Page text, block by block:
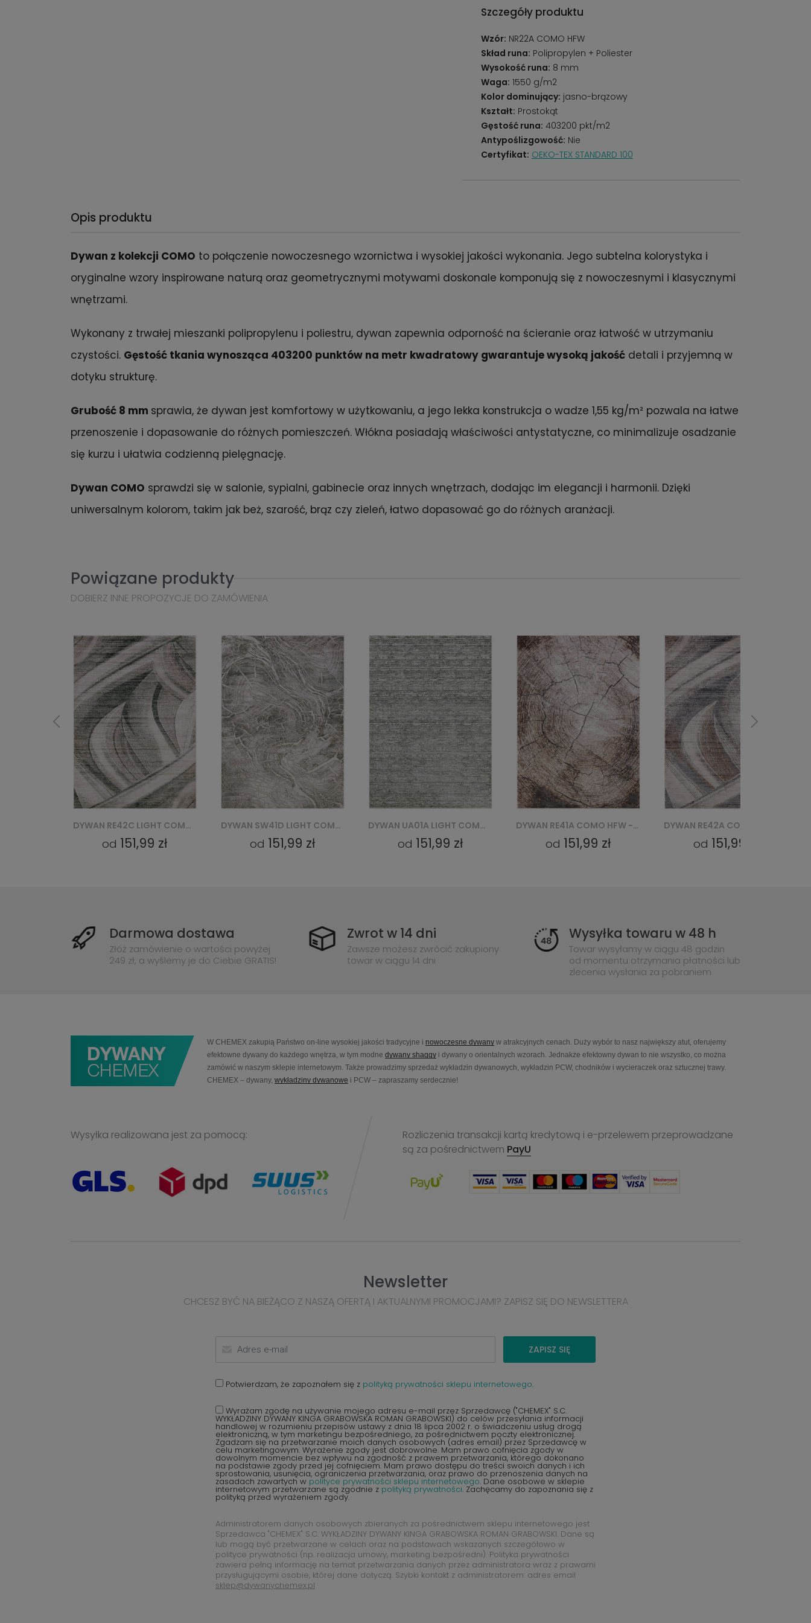
Szczegóły produktu
Wzór: NR22A COMO HFW
Skład runa: Polipropylen + Poliester
Wysokość runa: 8 mm
Waga: 1550 g/m2
Kolor dominujący: jasno-brązowy
Kształt: Prostokąt
Gęstość runa: 403200 pkt/m2
Antypoślizgowość: Nie
Certyfikat: OEKO-TEX STANDARD 100
Opis produktu
Dywan z kolekcji COMO to połączenie nowoczesnego wzornictwa i wysokiej jakości wykonania. Jego subtelna kolorystyka i
oryginalne wzory inspirowane naturą oraz geometrycznymi motywami doskonale komponują się z nowoczesnymi i klasycznymi
wnętrzami.
Wykonany z trwałej mieszanki polipropylenu i poliestru, dywan zapewnia odporność na ścieranie oraz łatwość w utrzymaniu
czystości. Gęstość tkania wynosząca 403200 punktów na metr kwadratowy gwarantuje wysoką jakość detali i przyjemną w
dotyku strukturę.
Grubość 8 mm sprawia, że dywan jest komfortowy w użytkowaniu, a jego lekka konstrukcja o wadze 1,55 kg/m² pozwala na łatwe
przenoszenie i dopasowanie do różnych pomieszczeń. Włókna posiadają właściwości antystatyczne, co minimalizuje osadzanie
się kurzu i ułatwia codzienną pielęgnację.
Dywan COMO sprawdzi się w salonie, sypialni, gabinecie oraz innych wnętrzach, dodając im elegancji i harmonii. Dzięki
uniwersalnym kolorom, takim jak beż, szarość, brąz czy zieleń, łatwo dopasować go do różnych aranżacji.
Powiązane produkty
DOBIERZ INNE PROPOZYCJE DO ZAMÓWIENIA
DYWAN RE42C LIGHT COMO YAT - BEŻOWY
od 151,99 zł
DYWAN SW41D LIGHT COMO YAT - BEŻOWY
od 151,99 zł
DYWAN UA01A LIGHT COMO YAT - ZIELONY
od 151,99 zł
DYWAN RE41A COMO HFW - BEŻOWY
od 151,99 zł od 151,99 zł
Darmowa dostawa
Złóż zamówienie o wartości powyżej
249 zł, a wyślemy je do Ciebie GRATIS!
Zwrot w 14 dni
Zawsze możesz zwrócić zakupiony
towar w ciągu 14 dni
Wysyłka towaru w 48 h
Towar wysyłamy w ciągu 48 godzin
od momentu otrzymania płatności lub
zlecenia wysłania za pobraniem
W CHEMEX zakupią Państwo on-line wysokiej jakości tradycyjne i nowoczesne dywany w atrakcyjnych cenach. Duży wybór to nasz największy atut, oferujemy
efektowne dywany do każdego wnętrza, w tym modne dywany shaggy i dywany o orientalnych wzorach. Jednakże efektowny dywan to nie wszystko, co można
zamówić w naszym sklepie internetowym. Także prowadzimy sprzedaż wykładzin dywanowych, wykładzin PCW, chodników i wycieraczek oraz sztucznej trawy.
CHEMEX – dywany, wykładziny dywanowe i PCW – zapraszamy serdecznie!
Wysyłka realizowana jest za pomocą:
Rozliczenia transakcji kartą kredytową i e-przelewem przeprowadzane
są za pośrednictwem PayU
Newsletter
CHCESZ BYĆ NA BIEŻĄCO Z NASZĄ OFERTĄ I AKTUALNYMI PROMOCJAMI? ZAPISZ SIĘ DO NEWSLETTERA
ZAPISZ SIĘ
Potwierdzam, że zapoznałem się z polityką prywatności sklepu internetowego.
Wyrażam zgodę na używanie mojego adresu e-mail przez Sprzedawcę ("CHEMEX" S.C.
WYKŁADZINY DYWANY KINGA GRABOWSKA ROMAN GRABOWSKI) do celów przesyłania informacji
handlowej w rozumieniu przepisów ustawy z dnia 18 lipca 2002 r. o świadczeniu usług drogą
elektroniczną, w tym marketingu bezpośredniego, za pośrednictwem poczty elektronicznej.
Zgadzam się na przetwarzanie moich danych osobowych (adres email) przez Sprzedawcę w
celu marketingowym. Wyrażenie zgody jest dobrowolne. Mam prawo cofnięcia zgody w
dowolnym momencie bez wpływu na zgodność z prawem przetwarzania, którego dokonano
na podstawie zgody przed jej cofnięciem. Mam prawo dostępu do treści swoich danych i ich
sprostowania, usunięcia, ograniczenia przetwarzania, oraz prawo do przenoszenia danych na
zasadach zawartych w polityce prywatności sklepu internetowego. Dane osobowe w sklepie
internetowym przetwarzane są zgodnie z polityką prywatności. Zachęcamy do zapoznania się z
polityką przed wyrażeniem zgody.
Administratorem danych osobowych zbieranych za pośrednictwem sklepu internetowego jest
Sprzedawca "CHEMEX" S.C. WYKŁADZINY DYWANY KINGA GRABOWSKA ROMAN GRABOWSKI. Dane są
lub mogą być przetwarzane w celach oraz na podstawach wskazanych szczegółowo w
polityce prywatności (np. realizacja umowy, marketing bezpośredni). Polityka prywatności
zawiera pełną informację na temat przetwarzania danych przez administratora wraz z prawami
przysługującymi osobie, której dane dotyczą. Szybki kontakt z administratorem: adres email
sklep@dywanychemex.pl